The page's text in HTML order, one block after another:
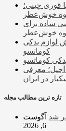
قوری چینی؛
خوش‌عطر
ساده برای
خوش‌عطر
لوازم یدکی
کوماتسو
کوماتسو
معرفی
تازه ترین مطالب مجله
شد آگوست
6, 2026